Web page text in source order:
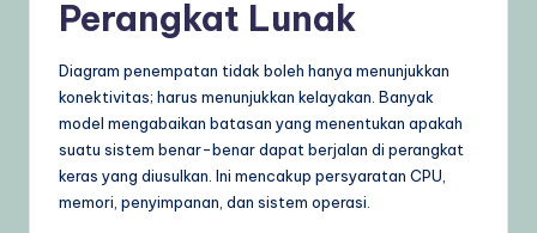
Perangkat Lunak
Diagram penempatan tidak boleh hanya menunjukkan
konektivitas; harus menunjukkan kelayakan. Banyak
model mengabaikan batasan yang menentukan apakah
suatu sistem benar-benar dapat berjalan di perangkat
keras yang diusulkan. Ini mencakup persyaratan CPU,
memori, penyimpanan, dan sistem operasi.